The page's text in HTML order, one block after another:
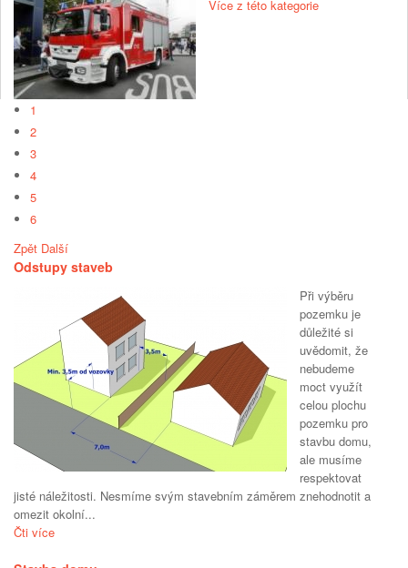
Více z této kategorie
1
2
3
4
5
6
Zpět Další
Odstupy staveb
Při výběru
pozemku je
důležité si
uvědomit, že
nebudeme
moct využít
celou plochu
pozemku pro
stavbu domu,
ale musíme
respektovat
jisté náležitosti. Nesmíme svým stavebním záměrem znehodnotit a
omezit okolní...
Čti více